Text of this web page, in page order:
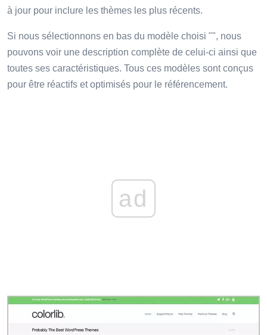
à jour pour inclure les thèmes les plus récents.
Si nous sélectionnons en bas du modèle choisi "", nous
pouvons voir une description complète de celui-ci ainsi que
toutes ses caractéristiques. Tous ces modèles sont conçus
pour être réactifs et optimisés pour le référencement.
ad